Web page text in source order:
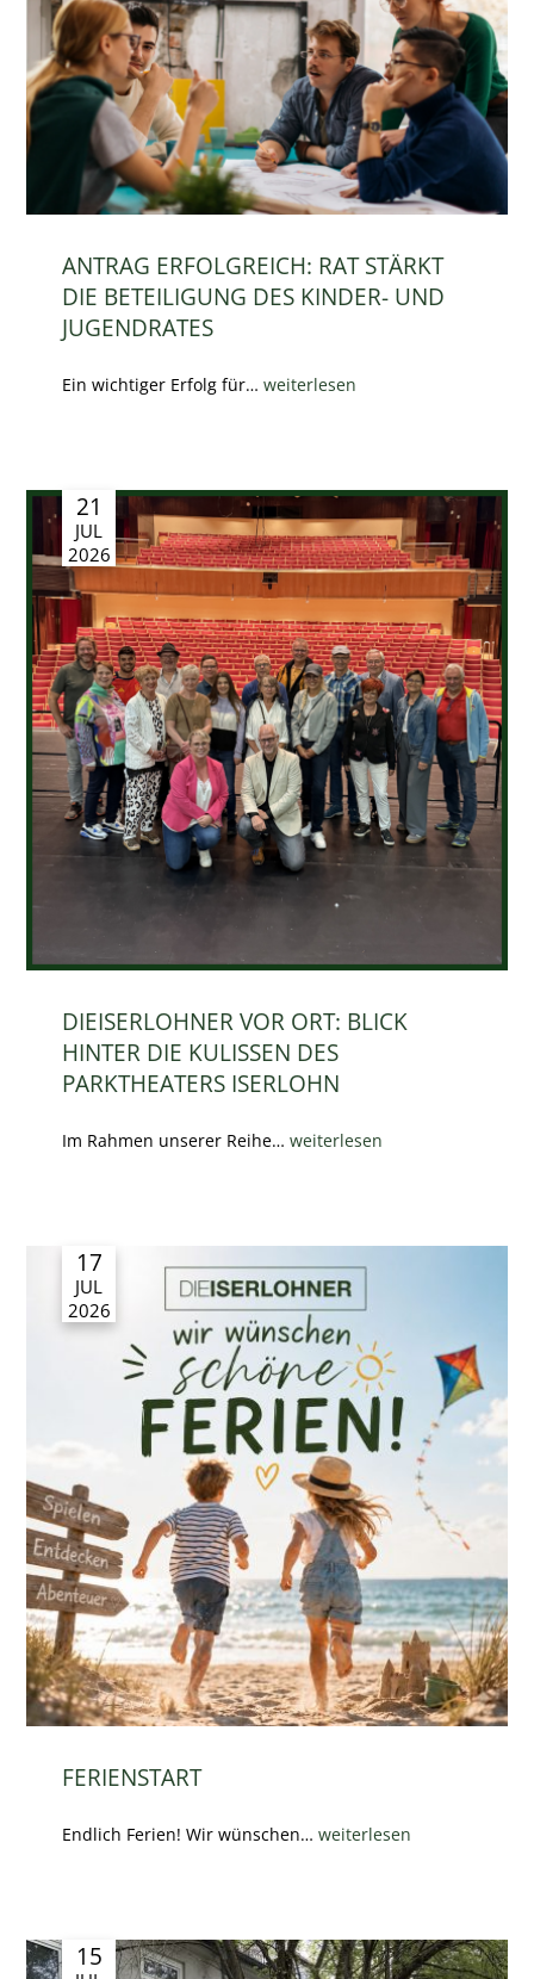
ANTRAG ERFOLGREICH: RAT STÄRKT
DIE BETEILIGUNG DES KINDER- UND
JUGENDRATES
Ein wichtiger Erfolg für…weiterlesen
21
JUL
2026
DIEISERLOHNER VOR ORT: BLICK
HINTER DIE KULISSEN DES
PARKTHEATERS ISERLOHN
Im Rahmen unserer Reihe…weiterlesen
17
JUL
2026
FERIENSTART
Endlich Ferien! Wir wünschen…weiterlesen
15